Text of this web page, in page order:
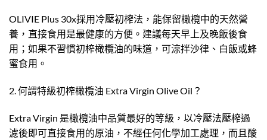
OLIVIE Plus 30x採用冷壓初榨法，能保留橄欖中的天然營
養，直接食用是最健康的方便。建議每天早上及晚飯後食
用；如果不習慣初榨橄欖油的味道，可涼拌沙律、白飯或蜂
蜜食用。
2. 何謂特級初榨橄欖油 Extra Virgin Olive Oil？
Extra Virgin 是橄欖油中品質最好的等級，以冷壓法壓榨過
濾後即可直接食用的原油，不經任何化學加工處理，而且酸